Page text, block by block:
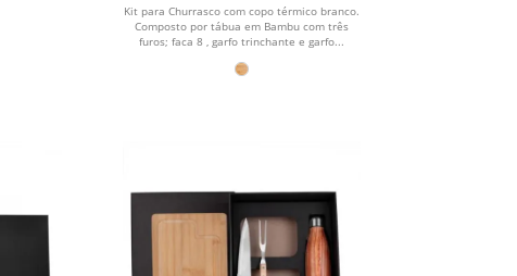
Kit para Churrasco com copo térmico branco.
Composto por tábua em Bambu com três
furos; faca 8 , garfo trinchante e garfo...